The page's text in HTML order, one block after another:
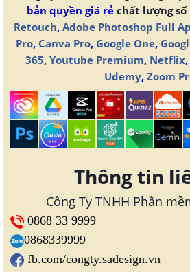
bản quyền giá rẻchất lượng số
Retouch, Adobe Photoshop Full
Pro, Canva Pro, Google One,
365, Youtube Premium, Netflix,
Udemy, Zoom
Thông tin
Công Ty TNHH Phần
0868 33 9999
0868339999
fb.com/congty.sadesign.vn